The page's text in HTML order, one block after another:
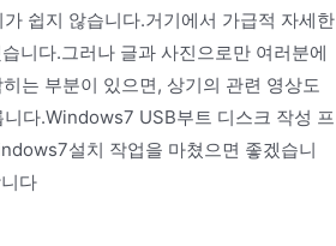
쉽지 않습니다.거기에서 가급적 자세한
니다.그러나 글과 사진으로만 여러분에
는 부분이 있으면, 상기의 관련 영상도
다.Windows7 USB부트 디스크 작성 프
설치 작업을 마쳤으면 좋겠습니
다